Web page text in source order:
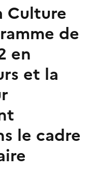
Culture
de
en
et la
le cadre